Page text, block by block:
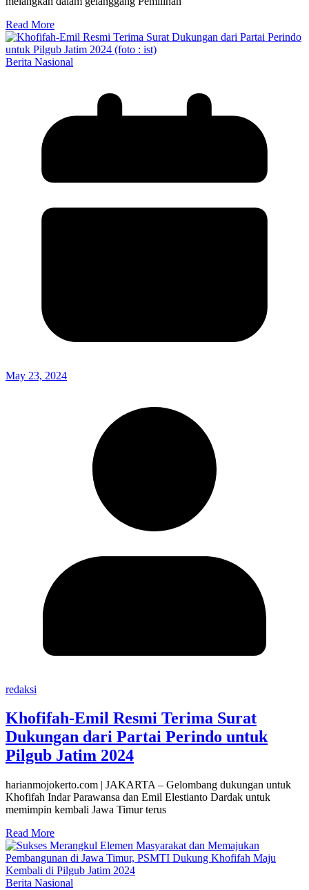
Read More
Berita Nasional
May 23, 2024
redaksi
Khofifah-Emil Resmi Terima Surat
Dukungan dari Partai Perindo untuk
Pilgub Jatim 2024
harianmojokerto.com | JAKARTA – Gelombang dukungan untuk
Khofifah Indar Parawansa dan Emil Elestianto Dardak untuk
memimpin kembali Jawa Timur terus
Read More
Berita Nasional